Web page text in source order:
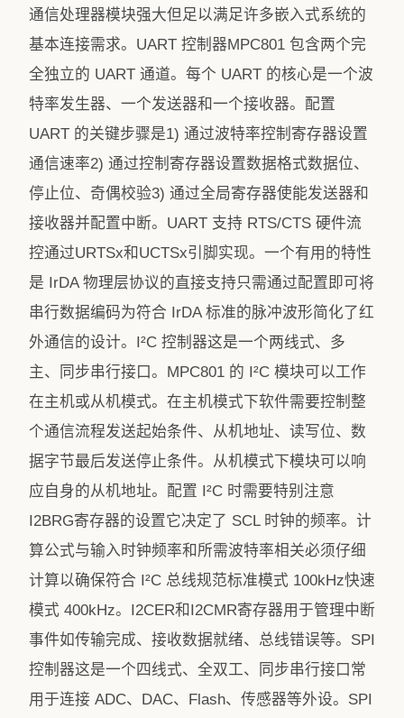
通信处理器模块强大但足以满足许多嵌入式系统的
基本连接需求。UART 控制器MPC801 包含两个完
全独立的 UART 通道。每个 UART 的核心是一个波
特率发生器、一个发送器和一个接收器。配置
UART 的关键步骤是1) 通过波特率控制寄存器设置
通信速率2) 通过控制寄存器设置数据格式数据位、
停止位、奇偶校验3) 通过全局寄存器使能发送器和
接收器并配置中断。UART 支持 RTS/CTS 硬件流
控通过URTSx和UCTSx引脚实现。一个有用的特性
是 IrDA 物理层协议的直接支持只需通过配置即可将
串行数据编码为符合 IrDA 标准的脉冲波形简化了红
外通信的设计。I²C 控制器这是一个两线式、多
主、同步串行接口。MPC801 的 I²C 模块可以工作
在主机或从机模式。在主机模式下软件需要控制整
个通信流程发送起始条件、从机地址、读写位、数
据字节最后发送停止条件。从机模式下模块可以响
应自身的从机地址。配置 I²C 时需要特别注意
I2BRG寄存器的设置它决定了 SCL 时钟的频率。计
算公式与输入时钟频率和所需波特率相关必须仔细
计算以确保符合 I²C 总线规范标准模式 100kHz快速
模式 400kHz。I2CER和I2CMR寄存器用于管理中断
事件如传输完成、接收数据就绪、总线错误等。SPI
控制器这是一个四线式、全双工、同步串行接口常
用于连接 ADC、DAC、Flash、传感器等外设。SPI